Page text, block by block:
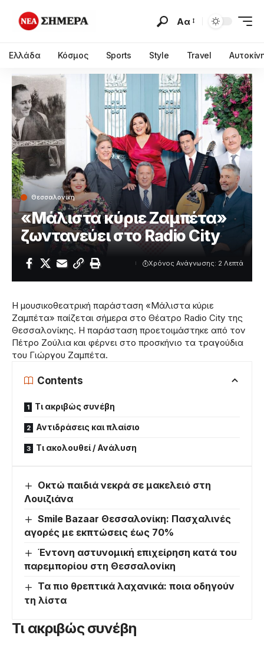
Αα
Ελλάδα Κόσμος Sports Style Travel
Θεσσαλονίκη
«Μάλιστα κύριε Ζαμπέτα»
ζωντανεύει στο Radio City
Χρόνος Ανάγνωσης: 2 Λεπτά
Η μουσικοθεατρική παράσταση «Μάλιστα κύριε
Ζαμπέτα» παίζεται σήμερα στο Θέατρο Radio City της
Θεσσαλονίκης. Η παράσταση προετοιμάστηκε από τον
Πέτρο Ζούλια και φέρνει στο προσκήνιο τα τραγούδια
του Γιώργου Ζαμπέτα.
Contents
Τι ακριβώς συνέβη
Αντιδράσεις και πλαίσιο
Τι ακολουθεί / Ανάλυση
Οκτώ παιδιά νεκρά σε μακελειό στη
Λουιζιάνα
Smile Bazaar Θεσσαλονίκη: Πασχαλινές
αγορές με εκπτώσεις έως 70%
Έντονη αστυνομική επιχείρηση κατά του
παρεμπορίου στη Θεσσαλονίκη
Τα πιο θρεπτικά λαχανικά: ποια οδηγούν
τη λίστα
Τι ακριβώς συνέβη